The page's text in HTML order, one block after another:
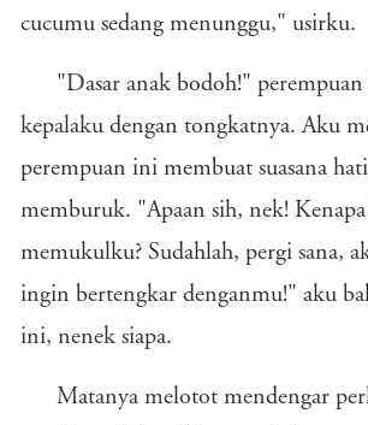
cucumu sedang menunggu," usirku.
"Dasar anak bodoh!"
kepalaku dengan tongkatnya. Aku
perempuan ini membuat suasana
memburuk. "Apaan sih, nek!
memukulku? Sudahlah, pergi sana,
ingin bertengkar denganmu!" aku
ini, nenek siapa.
Matanya melotot mendengar